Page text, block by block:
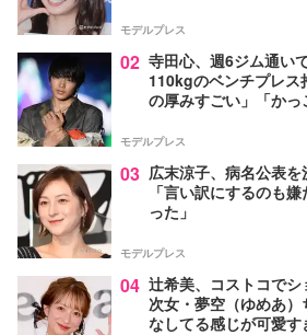
モデルプレス
02 寺田心、週6ジム通
110kgのベンチプレス
の厚みすごい」「か
モデルプレス
03 広末涼子、病名公表
「言い訳にするのも
った」
モデルプレス
04 辻希美、コストコで
次女・夢空（ゆめあ
なしてる感じが可愛